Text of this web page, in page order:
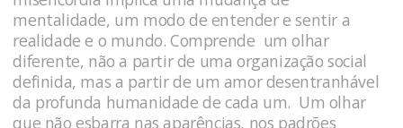
mentalidade, um modo de entender e sentir a
realidade e o mundo. Comprende um olhar
diferente, não a partir de uma organização social
definida, mas a partir de um amor desentranhável
da profunda humanidade de cada um. Um olhar
que não esbarra nas aparências, nos padrões